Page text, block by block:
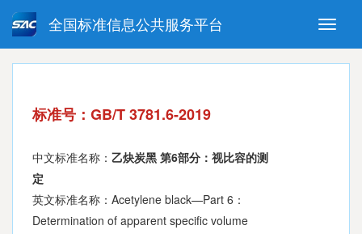
Toggle
全国标准信息公共服务平台
强制性国家标准 推荐性国家标准
指导性技术文件 (National standards in foreign
标准号：GB/T 3781.6-2019
中文标准名称： 乙炔炭黑 第6部分：视比容的测
定
英文标准名称：Acetylene black—Part 6：
Determination of apparent specific volume